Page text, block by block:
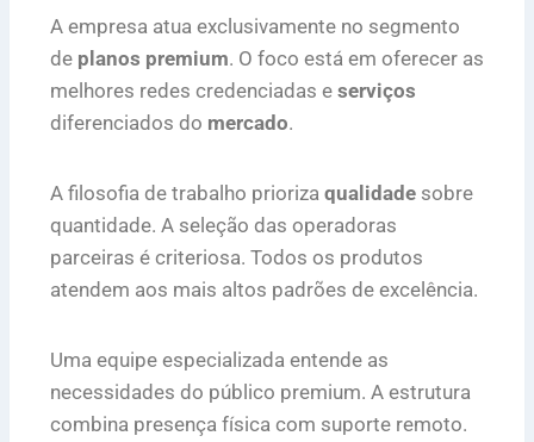
A empresa atua exclusivamente no segmento
de planos premium. O foco está em oferecer as
melhores redes credenciadas e serviços
diferenciados do mercado.
A filosofia de trabalho prioriza qualidade sobre
quantidade. A seleção das operadoras
parceiras é criteriosa. Todos os produtos
atendem aos mais altos padrões de excelência.
Uma equipe especializada entende as
necessidades do público premium. A estrutura
combina presença física com suporte remoto.